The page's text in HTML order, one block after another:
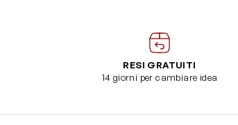
RESI GRATUITI
14 giorni per cambiare idea